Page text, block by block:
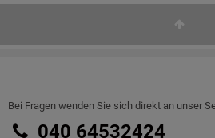
Bei Fragen wenden Sie sich direkt an unser
040 64532424